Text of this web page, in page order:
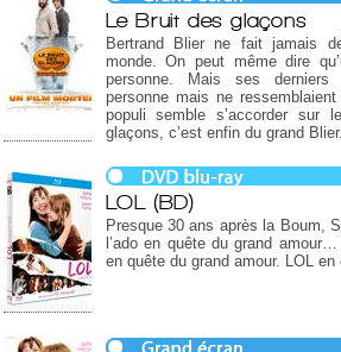
Le Bruit des glaçons
Bertrand Blier ne fait jamais
monde. On peut même dire
personne. Mais ses derniers
personne mais ne
populi semble s’accorder
glaçons, c’est enfin du grand Blier.
LOL (BD)
Presque 30 ans après la Boum,
l’ado en quête du grand
en quête du grand amour. LOL en